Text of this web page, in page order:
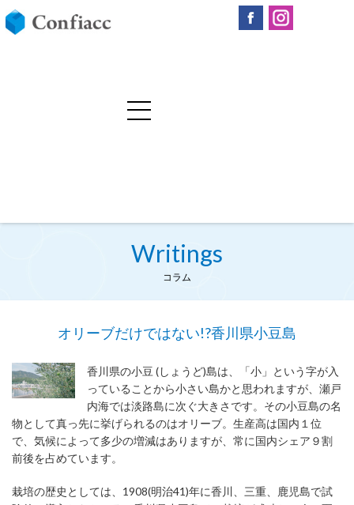
Writings
コラム
オリーブだけではない!?香川県小豆島
香川県の小豆 (しょうど)島は、「小」という字が入
っていることから小さい島かと思われますが、瀬戸
内海では淡路島に次ぐ大きさです。その小豆島の名
物として真っ先に挙げられるのはオリーブ。生産高は国内１位
で、気候によって多少の増減はありますが、常に国内シェア９割
前後を占めています。
栽培の歴史としては、1908(明治41)年に香川、三重、鹿児島で試